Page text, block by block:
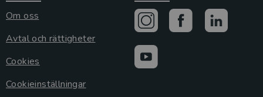
Om oss
Avtal och rättigheter
Cookies
Cookieinställningar